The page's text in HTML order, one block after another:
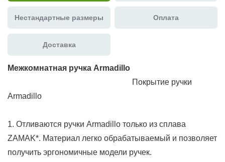
Нестандартные размеры Оплата
Доставка
Межкомнатная ручка Armadillo
Покрытие ручки
Armadillo
1. Отливаются ручки Armadillo только из сплава
ZAMAK*. Материал легко обрабатываемый и позволяет
получить эргономичные модели ручек.